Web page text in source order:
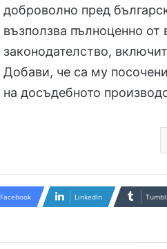
доброволно пред
възползва пълноценно от
законодателство,
Добави, че са му
на досъдебното
Facebook LinkedIn